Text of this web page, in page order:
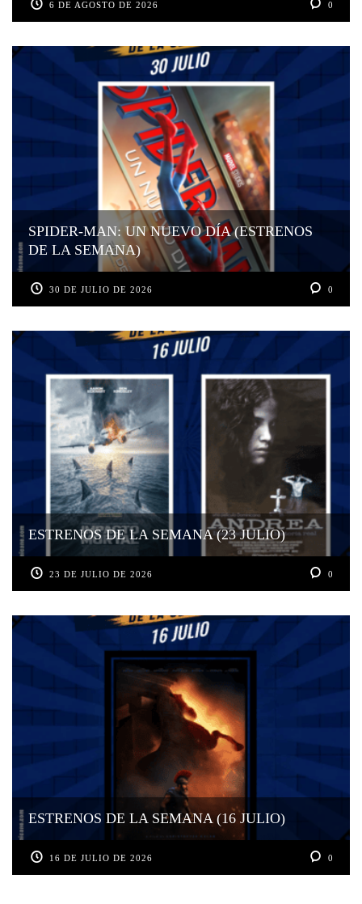
6 DE AGOSTO DE 2026 0
SPIDER-MAN: UN NUEVO DÍA (ESTRENOS
DE LA SEMANA)
30 DE JULIO DE 2026 0
ESTRENOS DE LA SEMANA (23 JULIO)
23 DE JULIO DE 2026 0
ESTRENOS DE LA SEMANA (16 JULIO)
16 DE JULIO DE 2026 0